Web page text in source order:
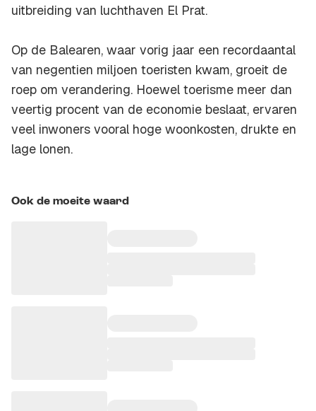
uitbreiding van luchthaven El Prat.
Op de Balearen, waar vorig jaar een recordaantal
van negentien miljoen toeristen kwam, groeit de
roep om verandering. Hoewel toerisme meer dan
veertig procent van de economie beslaat, ervaren
veel inwoners vooral hoge woonkosten, drukte en
lage lonen.
Ook de moeite waard